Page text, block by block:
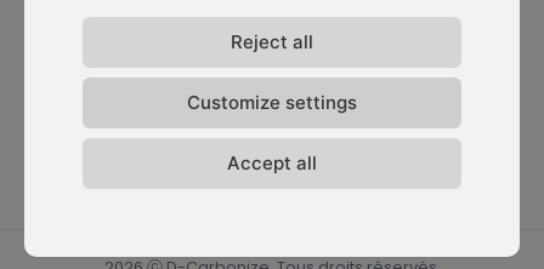
Reject all
Customize settings
Accept all
nous
jour
Politique de
confidentialité
Cockpit